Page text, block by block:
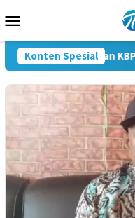
ke
Mobile
Konten Spesial
Pelantikan KBPP